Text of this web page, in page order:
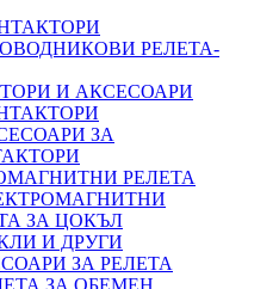
РЕЛЕТА-
И АКСЕСОАРИ
ЗА
РЕЛЕТА
ЗА ЦОКЪЛ
И ДРУГИ
ЗА РЕЛЕТА
ЗА ОБЕМЕН